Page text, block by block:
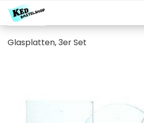
Glasplatten, 3er Set